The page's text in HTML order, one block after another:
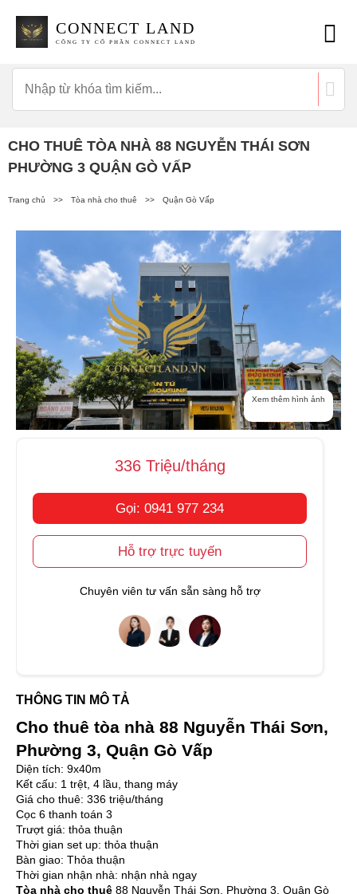
CONNECT LAND
CÔNG TY CỔ PHẦN CONNECT LAND
CHO THUÊ TÒA NHÀ 88 NGUYỄN THÁI SƠN
PHƯỜNG 3 QUẬN GÒ VẤP
Trang chủ >> Tòa nhà cho thuê >> Quận Gò Vấp
Xem thêm hình ảnh
336 Triệu/tháng
Gọi: 0941 977 234
Hỗ trợ trực tuyến
Chuyên viên tư vấn sẵn sàng hỗ trợ
THÔNG TIN MÔ TẢ
Cho thuê tòa nhà 88 Nguyễn Thái Sơn,
Phường 3, Quận Gò Vấp
Diện tích: 9x40m
Kết cấu: 1 trệt, 4 lầu, thang máy
Giá cho thuê: 336 triệu/tháng
Cọc 6 thanh toán 3
Trượt giá: thỏa thuận
Thời gian set up: thỏa thuận
Bàn giao: Thỏa thuận
Thời gian nhận nhà: nhận nhà ngay
Tòa nhà cho thuê 88 Nguyễn Thái Sơn, Phường 3, Quận Gò